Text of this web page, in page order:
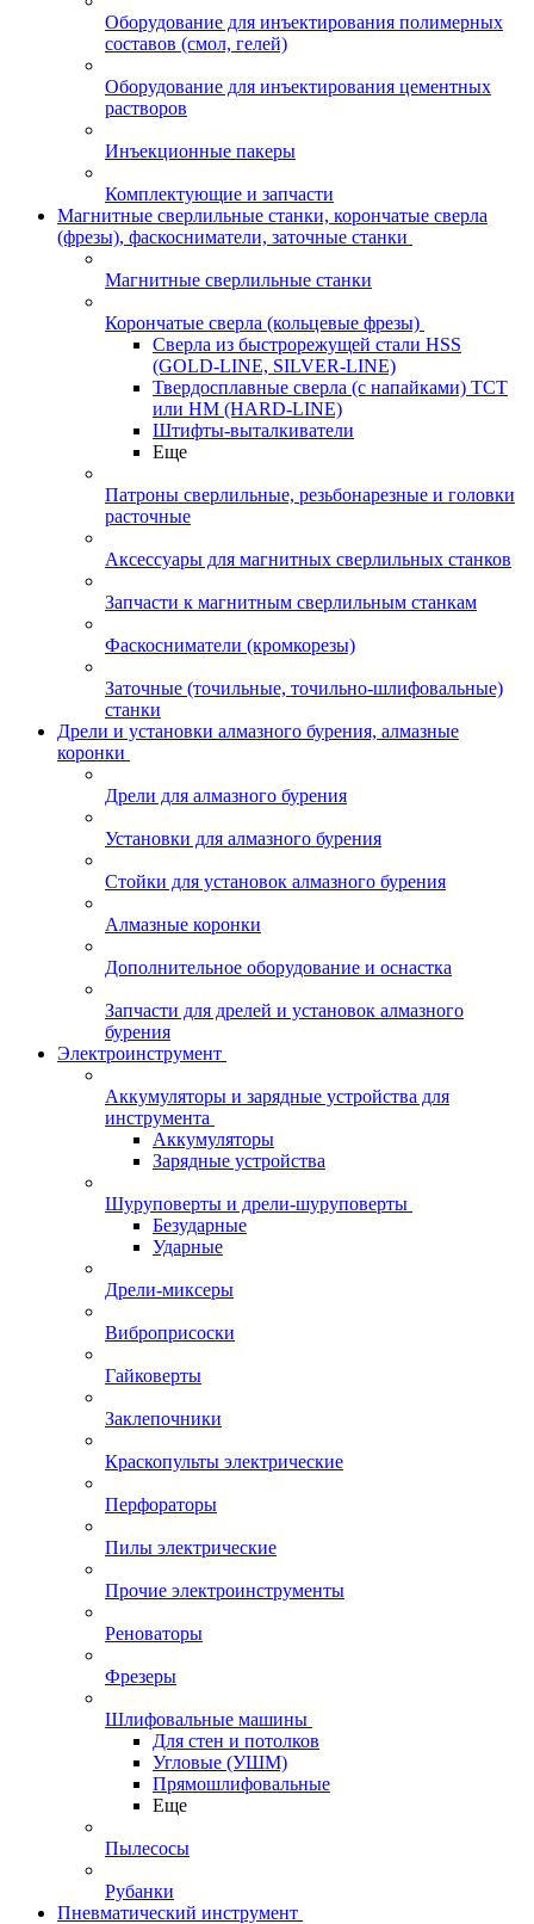
Оборудование для инъектирования полимерных
составов (смол, гелей)
Оборудование для инъектирования цементных
растворов
Инъекционные пакеры
Комплектующие и запчасти
Магнитные сверлильные станки, корончатые сверла
(фрезы), фаскосниматели, заточные станки
Магнитные сверлильные станки
Корончатые сверла (кольцевые фрезы)
Сверла из быстрорежущей стали HSS
(GOLD-LINE, SILVER-LINE)
Твердосплавные сверла (с напайками) ТСТ
или HM (HARD-LINE)
Штифты-выталкиватели
Еще
Патроны сверлильные, резьбонарезные и головки
расточные
Аксессуары для магнитных сверлильных станков
Запчасти к магнитным сверлильным станкам
Фаскосниматели (кромкорезы)
Заточные (точильные, точильно-шлифовальные)
станки
Дрели и установки алмазного бурения, алмазные
коронки
Дрели для алмазного бурения
Установки для алмазного бурения
Стойки для установок алмазного бурения
Алмазные коронки
Дополнительное оборудование и оснастка
Запчасти для дрелей и установок алмазного
бурения
Электроинструмент
Аккумуляторы и зарядные устройства для
инструмента
Аккумуляторы
Зарядные устройства
Шуруповерты и дрели-шуруповерты
Безударные
Ударные
Дрели-миксеры
Виброприсоски
Гайковерты
Заклепочники
Краскопульты электрические
Перфораторы
Пилы электрические
Прочие электроинструменты
Реноваторы
Фрезеры
Шлифовальные машины
Для стен и потолков
Угловые (УШМ)
Прямошлифовальные
Еще
Пылесосы
Рубанки
Пневматический инструмент